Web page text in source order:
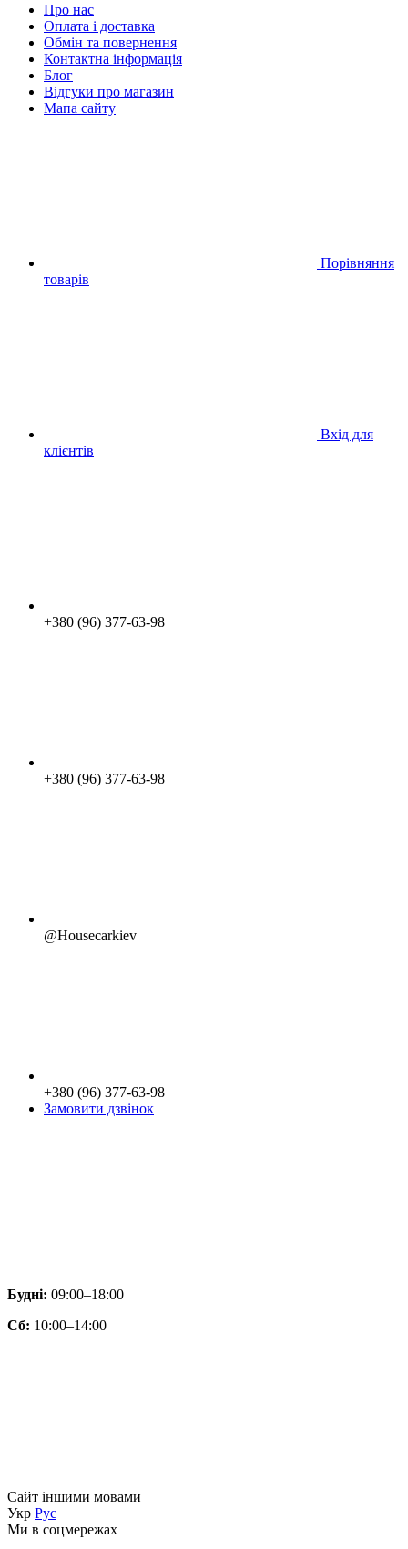
Про нас
Оплата і доставка
Обмін та повернення
Контактна інформація
Блог
Відгуки про магазин
Мапа сайту
Порівняння
товарів
Вхід для
клієнтів
+380 (96) 377-63-98
+380 (96) 377-63-98
@Housecarkiev
+380 (96) 377-63-98
Замовити дзвінок
Будні: 09:00–18:00
Сб: 10:00–14:00
Сайт іншими мовами
Укр Рус
Ми в соцмережах